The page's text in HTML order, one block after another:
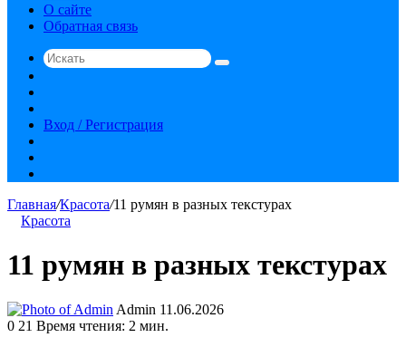
О сайте
Обратная связь
Искать
статья
Вход / Регистрация
Главная/Красота/11 румян в разных текстурах
Красота
11 румян в разных текстурах
Admin Send
an
11.06.2026
0 21 Время чтения: 2 мин.